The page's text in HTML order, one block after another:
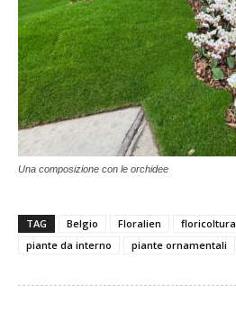
Una composizione con le orchidee
TAG Belgio Floralien floricoltura
piante da interno
piante ornamentali